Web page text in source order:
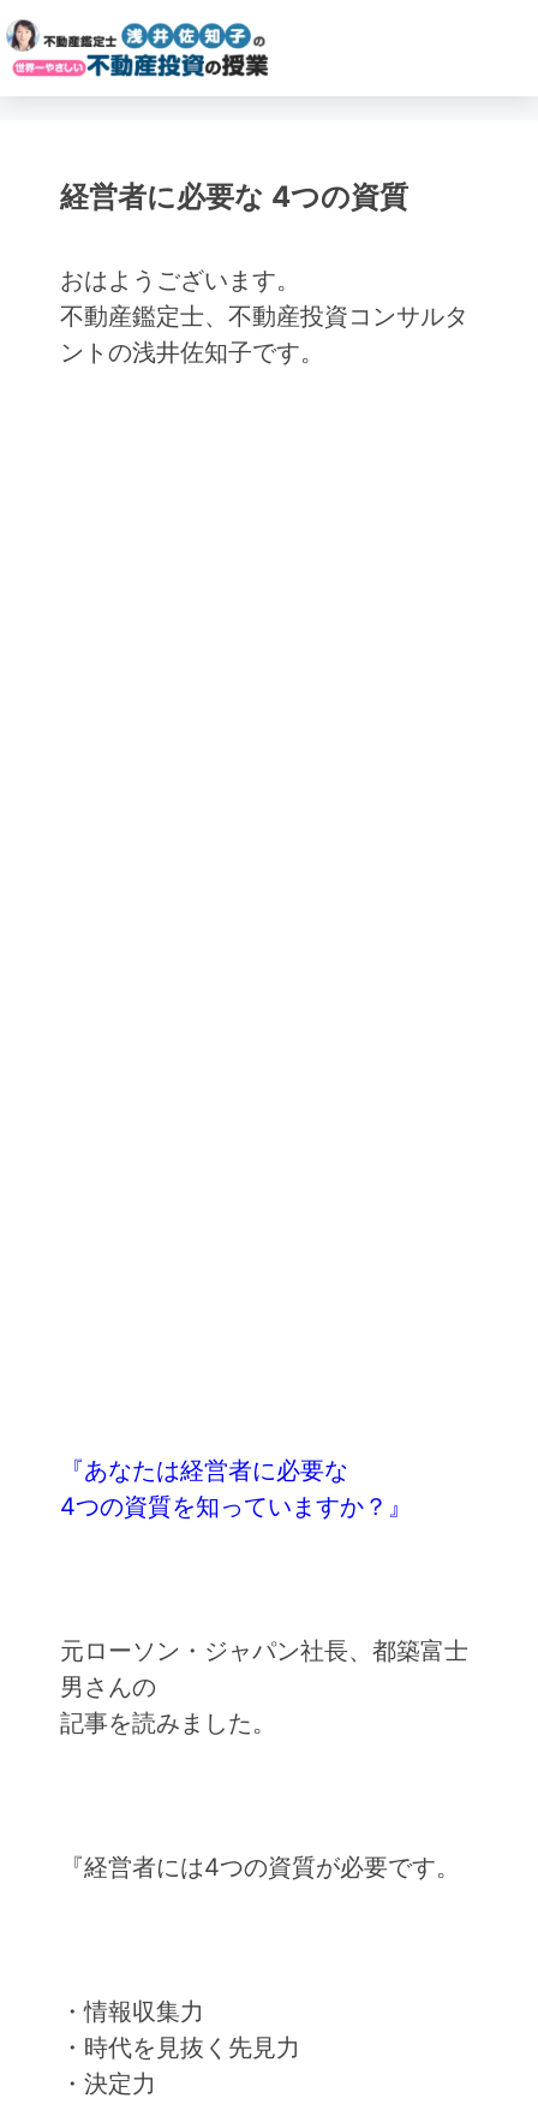
経営者に必要な 4つの資質
おはようございます。
不動産鑑定士、不動産投資コンサルタ
ントの浅井佐知子です。
『あなたは経営者に必要な
4つの資質を知っていますか？』
元ローソン・ジャパン社長、都築富士
男さんの
記事を読みました。
『経営者には4つの資質が必要です。
・情報収集力
・時代を見抜く先見力
・決定力